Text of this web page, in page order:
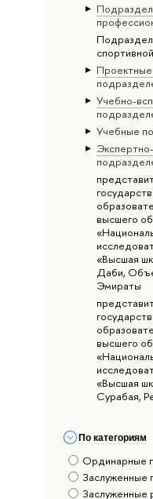
Проектные
Учебно-
Учебные
высшего
«Высшая
Даби,
Эмираты
высшего
«Высшая
Сурабая,
По категориям
Ординарные
Заслуженные
Заслуженные